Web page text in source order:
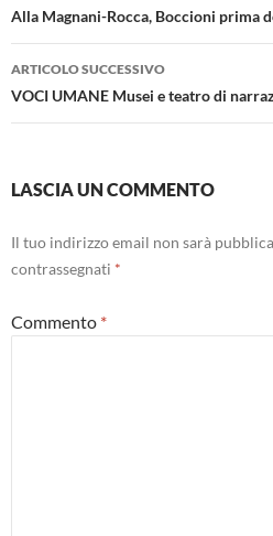
articolo
Alla Magnani-Rocca, Boccioni prima
ARTICOLO SUCCESSIVO
VOCI UMANE Musei e teatro di
LASCIA UN COMMENTO
Il tuo indirizzo email non sarà
contrassegnati *
Commento *